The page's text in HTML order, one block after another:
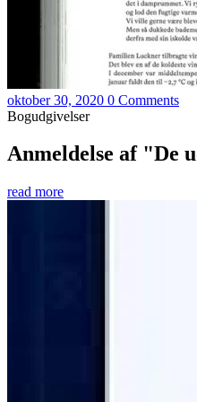
oktober 30, 2020 0 Comments
Bogudgivelser
Anmeldelse af "De
read more